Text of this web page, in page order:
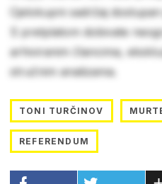
Cjelokupni sadržaj
S pretplatom dobivate
arhiviranim člancima,
stručnim analizama.
TONI TURČINOV
REFERENDUM